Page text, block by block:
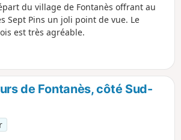
du village de Fontanès offrant au
Sept Pins un joli point de vue. Le
est très agréable.
de Fontanès, côté Sud-